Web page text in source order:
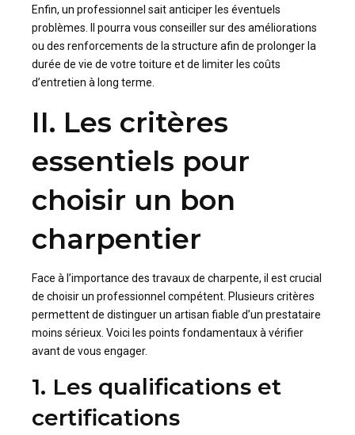
Enfin, un professionnel sait anticiper les éventuels
problèmes. Il pourra vous conseiller sur des améliorations
ou des renforcements de la structure afin de prolonger la
durée de vie de votre toiture et de limiter les coûts
d’entretien à long terme.
II. Les critères
essentiels pour
choisir un bon
charpentier
Face à l’importance des travaux de charpente, il est crucial
de choisir un professionnel compétent. Plusieurs critères
permettent de distinguer un artisan fiable d’un prestataire
moins sérieux. Voici les points fondamentaux à vérifier
avant de vous engager.
1. Les qualifications et
certifications